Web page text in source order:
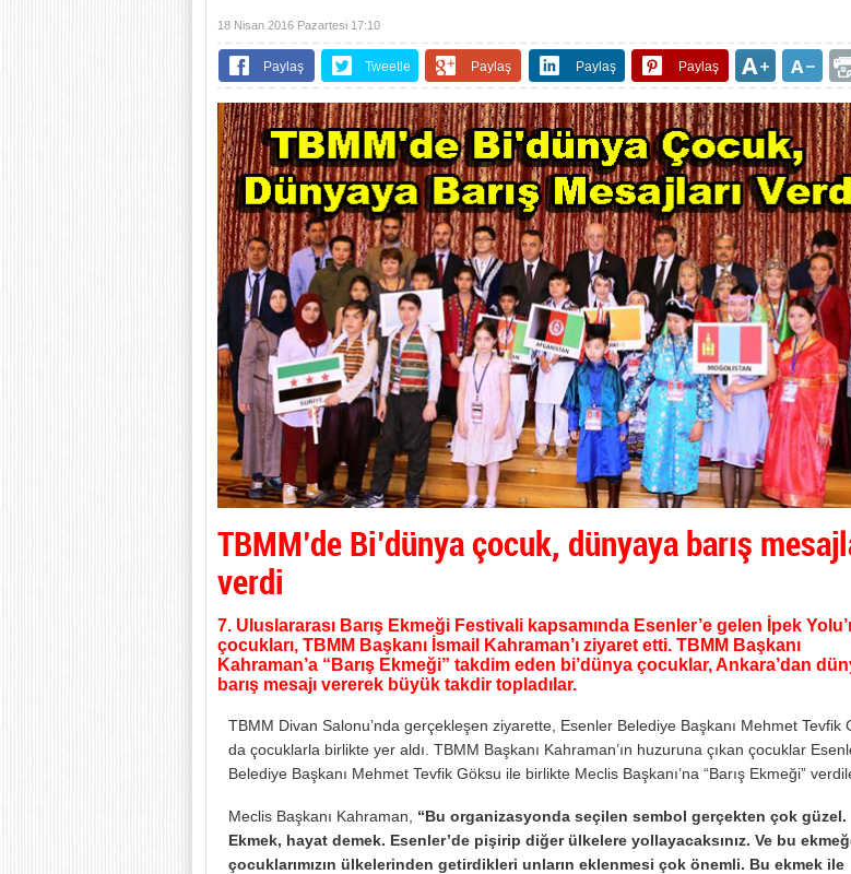
18 Nisan 2016 Pazartesi 17:10
Paylaş Tweetle Paylaş Paylaş Paylaş
TBMM’de Bi’dünya çocuk, dünyaya barış
verdi
7. Uluslararası Barış Ekmeği Festivali kapsamında Esenler’e gelen İpek
çocukları, TBMM Başkanı İsmail Kahraman’ı ziyaret etti. TBMM Başkanı
Kahraman’a “Barış Ekmeği” takdim eden bi’dünya çocuklar, Ankara’dan
barış mesajı vererek büyük takdir topladılar.
TBMM Divan Salonu’nda gerçekleşen ziyarette, Esenler Belediye Başkanı Mehmet Tevfik
da çocuklarla birlikte yer aldı. TBMM Başkanı Kahraman’ın huzuruna çıkan çocuklar
Belediye Başkanı Mehmet Tevfik Göksu ile birlikte Meclis Başkanı’na “Barış Ekmeği”
Meclis Başkanı Kahraman, “Bu organizasyonda seçilen sembol gerçekten çok güzel.
Ekmek, hayat demek. Esenler’de pişirip diğer ülkelere yollayacaksınız. Ve bu
çocuklarımızın ülkelerinden getirdikleri unların eklenmesi çok önemli. Bu ekmek ile